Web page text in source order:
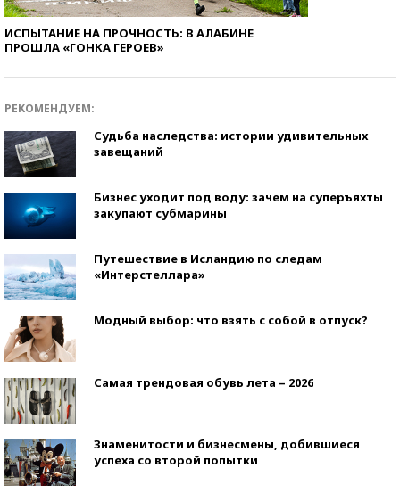
ИСПЫТАНИЕ НА ПРОЧНОСТЬ: В АЛАБИНЕ
ПРОШЛА «ГОНКА ГЕРОЕВ»
РЕКОМЕНДУЕМ:
Судьба наследства: истории удивительных
завещаний
Бизнес уходит под воду: зачем на суперъяхты
закупают субмарины
Путешествие в Исландию по следам
«Интерстеллара»
Модный выбор: что взять с собой в отпуск?
Самая трендовая обувь лета – 2026
Знаменитости и бизнесмены, добившиеся
успеха со второй попытки